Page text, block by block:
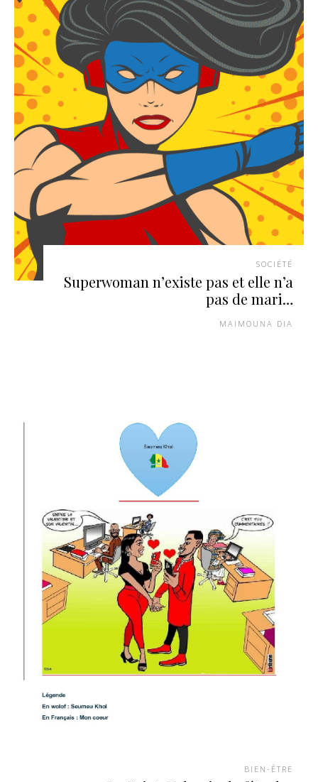
SOCIÉTÉ
Superwoman n’existe pas et elle n’a
pas de mari…
MAIMOUNA DIA
BIEN-ÊTRE